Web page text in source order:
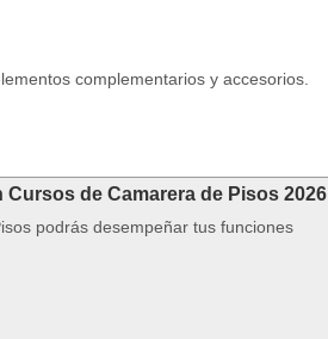
complementarios y accesorios.
de Camarera de Pisos 2026
podrás desempeñar tus funciones